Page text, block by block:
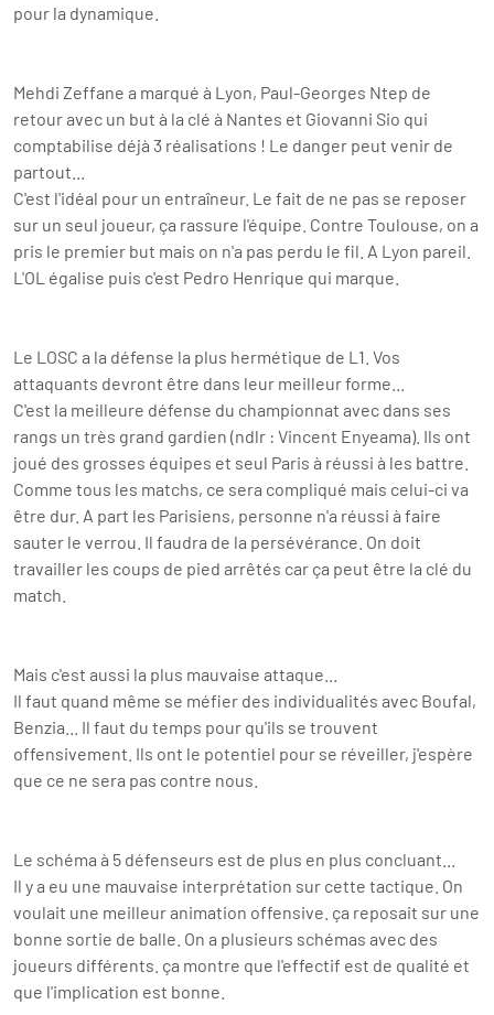
pour la dynamique.
Mehdi Zeffane a marqué à Lyon, Paul-Georges Ntep de
retour avec un but à la clé à Nantes et Giovanni Sio qui
comptabilise déjà 3 réalisations ! Le danger peut venir de
partout...
C'est l'idéal pour un entraîneur. Le fait de ne pas se reposer
sur un seul joueur, ça rassure l'équipe. Contre Toulouse, on a
pris le premier but mais on n'a pas perdu le fil. A Lyon pareil.
L'OL égalise puis c'est Pedro Henrique qui marque.
Le LOSC a la défense la plus hermétique de L1. Vos
attaquants devront être dans leur meilleur forme...
C'est la meilleure défense du championnat avec dans ses
rangs un très grand gardien (ndlr : Vincent Enyeama). Ils ont
joué des grosses équipes et seul Paris à réussi à les battre.
Comme tous les matchs, ce sera compliqué mais celui-ci va
être dur. A part les Parisiens, personne n'a réussi à faire
sauter le verrou. Il faudra de la persévérance. On doit
travailler les coups de pied arrêtés car ça peut être la clé du
match.
Mais c'est aussi la plus mauvaise attaque...
Il faut quand même se méfier des individualités avec Boufal,
Benzia... Il faut du temps pour qu'ils se trouvent
offensivement. Ils ont le potentiel pour se réveiller, j'espère
que ce ne sera pas contre nous.
Le schéma à 5 défenseurs est de plus en plus concluant...
Il y a eu une mauvaise interprétation sur cette tactique. On
voulait une meilleur animation offensive. ça reposait sur une
bonne sortie de balle. On a plusieurs schémas avec des
joueurs différents. ça montre que l'effectif est de qualité et
que l'implication est bonne.